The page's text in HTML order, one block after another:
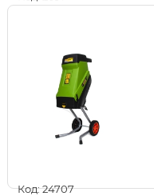
Код: 24707